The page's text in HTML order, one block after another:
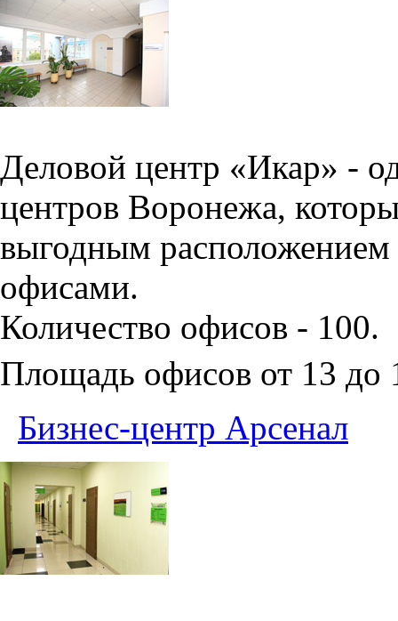
Деловой центр «Икар» -
центров Воронежа,
выгодным
офисами.
Количество офисов - 100.
Площадь офисов от 13 до
Бизнес-центр Арсенал